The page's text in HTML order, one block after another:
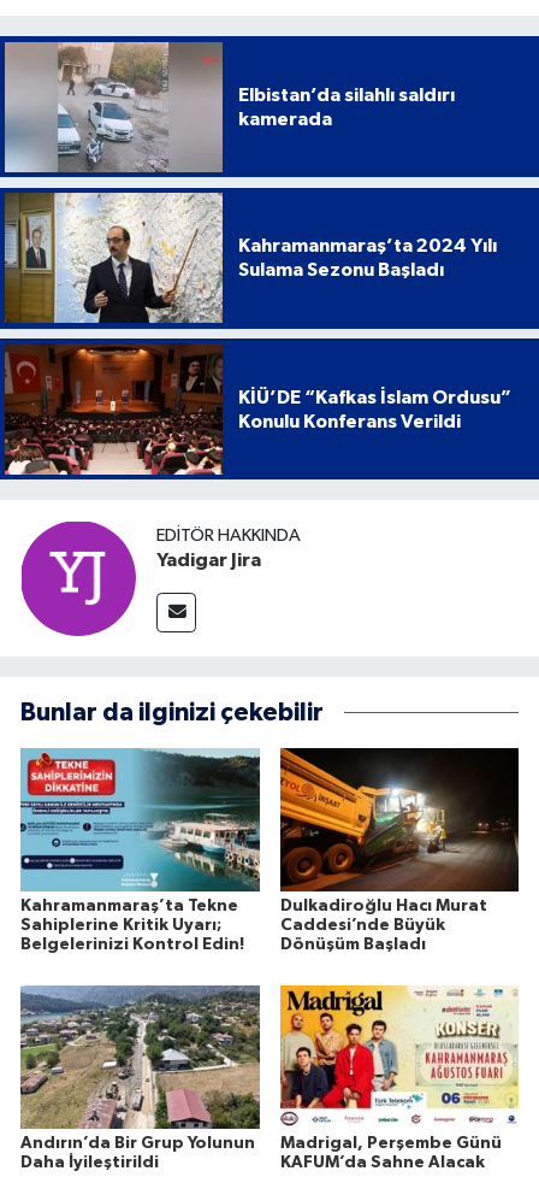
Elbistan’da silahlı saldırı
kamerada
Kahramanmaraş’ta 2024 Yılı
Sulama Sezonu Başladı
KİÜ’DE “Kafkas İslam Ordusu”
Konulu Konferans Verildi
EDITÖR HAKKINDA
Yadigar Jira
Bunlar da ilginizi çekebilir
Kahramanmaraş’ta Tekne
Sahiplerine Kritik Uyarı;
Belgelerinizi Kontrol Edin!
Dulkadiroğlu Hacı Murat
Caddesi’nde Büyük
Dönüşüm Başladı
Andırın’da Bir Grup Yolunun
Daha İyileştirildi
Madrigal, Perşembe Günü
KAFUM’da Sahne Alacak